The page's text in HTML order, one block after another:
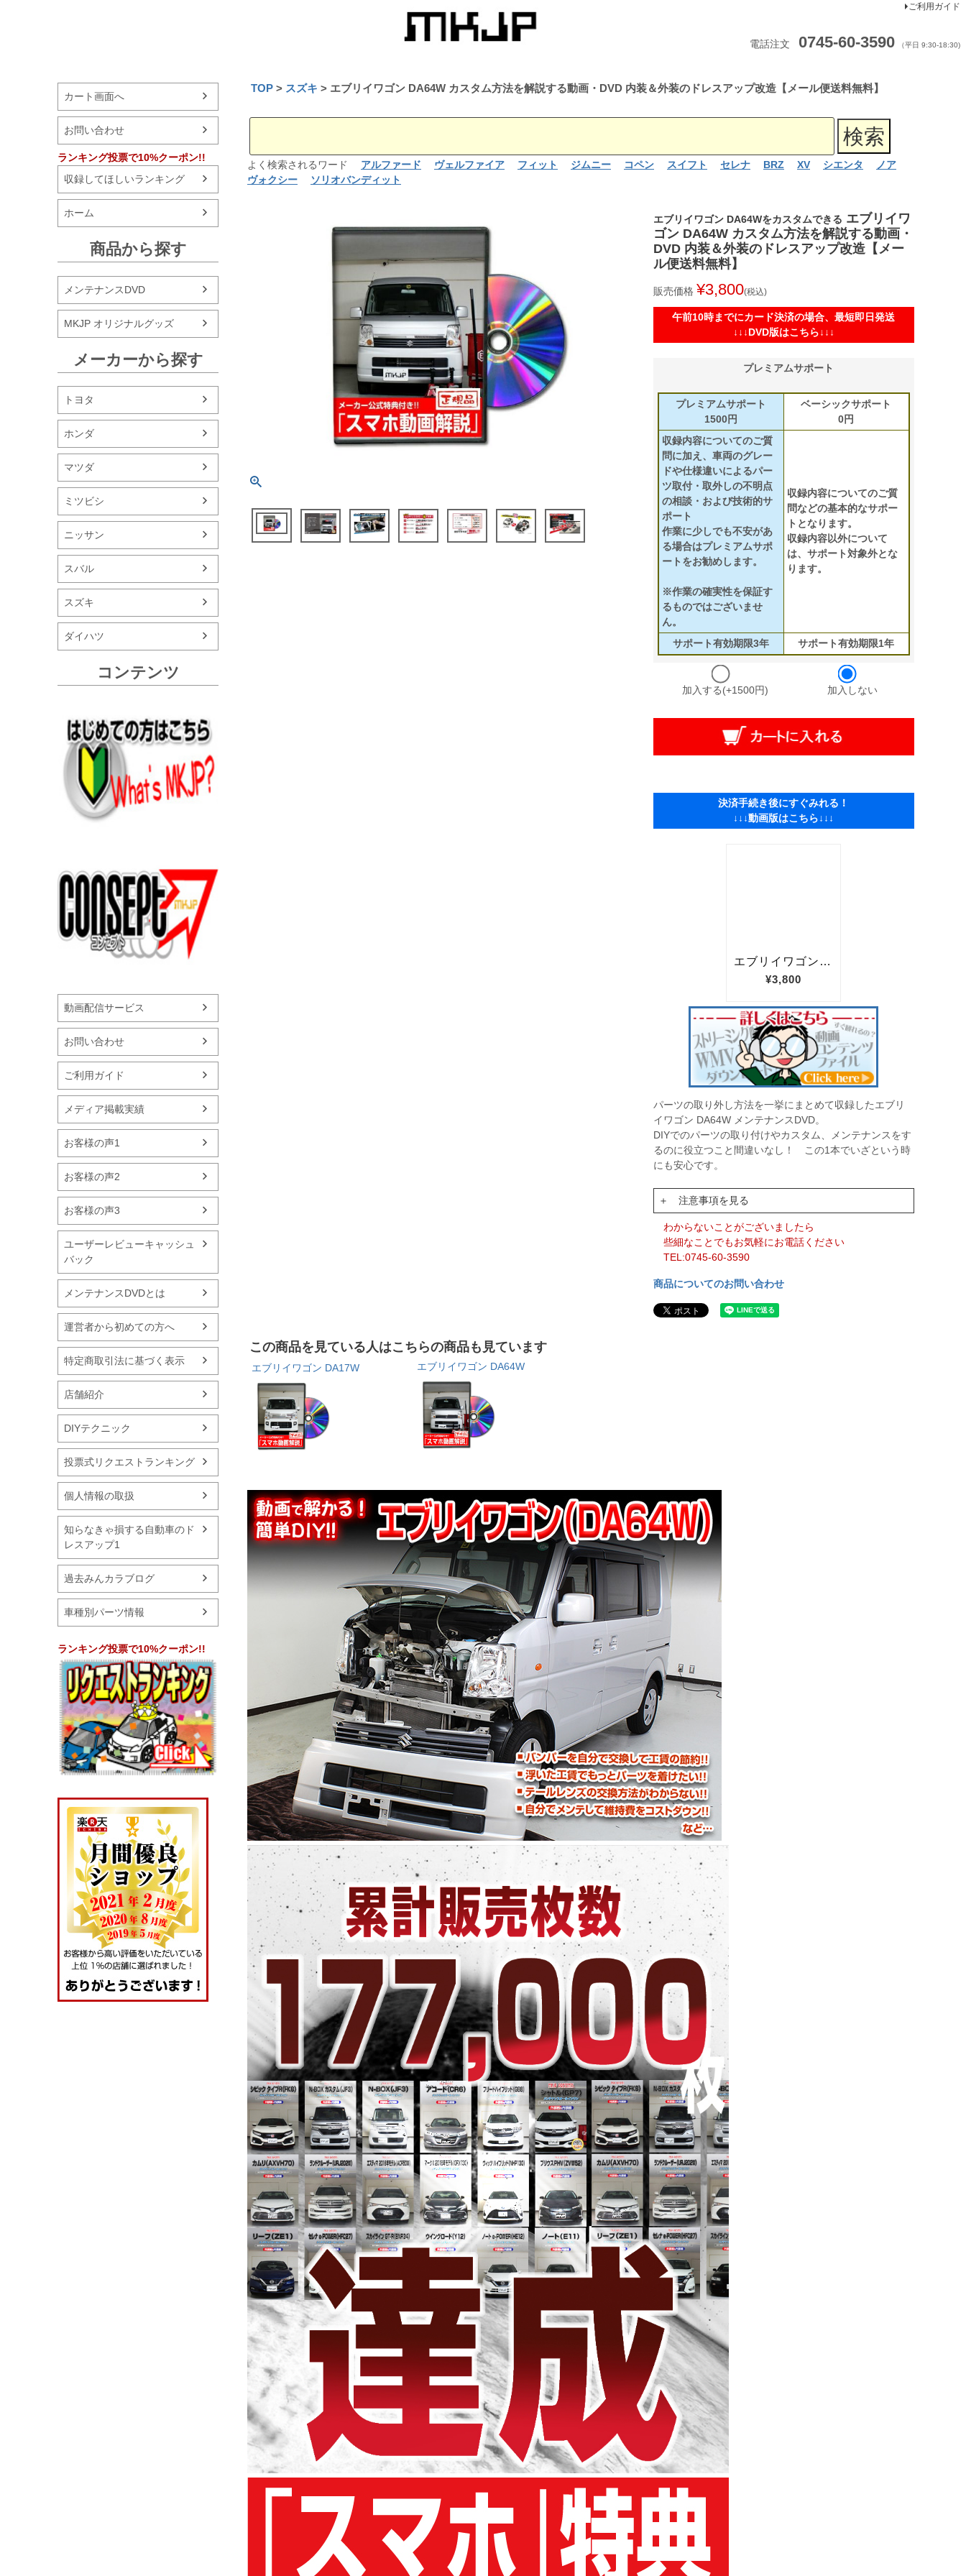
ご利用ガイド
電話注文 0745-60-3590 （平日 9:30-18:30)
カート画面へ
お問い合わせ
ランキング投票で10%クーポン!!
収録してほしいランキング
ホーム
商品から探す
メンテナンスDVD
MKJP オリジナルグッズ
メーカーから探す
トヨタ
ホンダ
マツダ
ミツビシ
ニッサン
スバル
スズキ
ダイハツ
コンテンツ
動画配信サービス
お問い合わせ
ご利用ガイド
メディア掲載実績
お客様の声1
お客様の声2
お客様の声3
ユーザーレビューキャッシュ
バック
メンテナンスDVDとは
運営者から初めての方へ
特定商取引法に基づく表示
店舗紹介
DIYテクニック
投票式リクエストランキング
個人情報の取扱
知らなきゃ損する自動車のド
レスアップ1
過去みんカラブログ
車種別パーツ情報
ランキング投票で10%クーポン!!
TOP スズキ エブリイワゴン DA64W カスタム方法を解説する動画・DVD 内装＆外装のドレスアップ改造【メール便送料無料】
よく検索されるワード アルファード ヴェルファイア フィット ジムニー コペン スイフト セレナ BRZ XV シエンタ
ノア
ヴォクシー
ソリオバンディット
エブリイワゴン DA64Wをカスタムできる エブリイワ
ゴン DA64W カスタム方法を解説する動画・
DVD 内装＆外装のドレスアップ改造【メー
ル便送料無料】
販売価格 ¥3,800 税込
午前10時までにカード決済の場合、最短即日発送
↓↓↓DVD版はこちら↓↓↓
プレミアムサポート
プレミアムサポート
1500円
ベーシックサポート
0円
収録内容についてのご質
問に加え、車両のグレー
ドや仕様違いによるパー
ツ取付・取外しの不明点
の相談・および技術的サ
ポート
作業に少しでも不安があ
る場合はプレミアムサポ
ートをお勧めします。
※作業の確実性を保証す
るものではございませ
ん。
収録内容についてのご質
問などの基本的なサポー
トとなります。
収録内容以外について
は、サポート対象外とな
ります。
サポート有効期限3年 サポート有効期限1年
加入する(+1500円) 加入しない
決済手続き後にすぐみれる！
↓↓↓動画版はこちら↓↓↓
パーツの取り外し方法を一挙にまとめて収録したエブリ
イワゴン DA64W メンテナンスDVD。
DIYでのパーツの取り付けやカスタム、メンテナンスをす
るのに役立つこと間違いなし！ この1本でいざという時
にも安心です。
＋ 注意事項を見る
わからないことがございましたら
些細なことでもお気軽にお電話ください
TEL:0745-60-3590
商品についてのお問い合わせ
この商品を見ている人はこちらの商品も見ています
エブリイワゴン DA17W エブリイワゴン DA64W